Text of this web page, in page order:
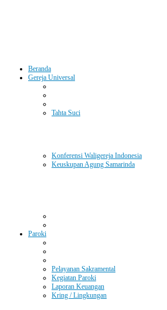
Beranda
Gereja Universal
Tahta Suci
Konferensi Waligereja Indonesia
Keuskupan Agung Samarinda
Paroki
Pelayanan Sakramental
Kegiatan Paroki
Laporan Keuangan
Kring / Lingkungan